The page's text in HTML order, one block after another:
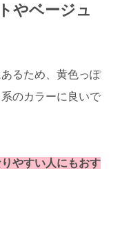
やベージュ
るため、黄色っぽ
のカラーに良いで
やすい人にもおす